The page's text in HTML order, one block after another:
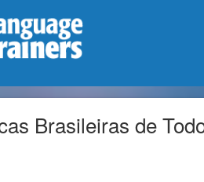
Brasileiras de